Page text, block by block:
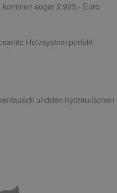
sogar 2.925,- Euro
Heizsystem perfekt
undden hydraulischen